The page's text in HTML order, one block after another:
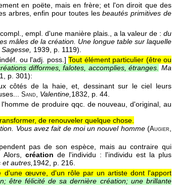
en poëte, mais en frère; et l'on diroit que des
arbres, enfin pour toutes lesbeautés primitives de
empl. d'une manière plais., a la valeur de : du
mâles de la création. Une longue table sur laquelle
Sagesse, 1939, p. 1119).
ou l'adj. poss.] Tout élément particulier (être ou
difformes, falotes, accomplies, étranges. Ma
, p. 301):
côtés de la haie, et, dessinant sur le ciel leurs
Sand, Valentine,1832, p. 44.
de produire qqc. de nouveau, d'original, au
de renouveler quelque chose.
Vous avez fait de moi un nouvel homme(Augier,
pas de son espèce, mais au contraire qui
Alors, création de l'individu : l'individu est la plus
et autres,1942, p. 216.
d'une œuvre, d'un rôle par un artiste dont l'apport
être félicité de sa dernière création; une brillante